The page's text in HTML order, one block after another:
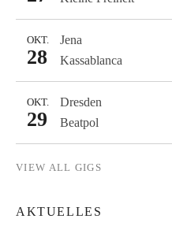
Jena
OKT.
28 Kassablanca
Dresden
OKT.
29 Beatpol
VIEW ALL GIGS
AKTUELLES